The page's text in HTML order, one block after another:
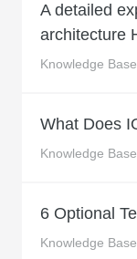
A detailed
architecture
Knowledge
What Does
Knowledge
6 Optional
Knowledge